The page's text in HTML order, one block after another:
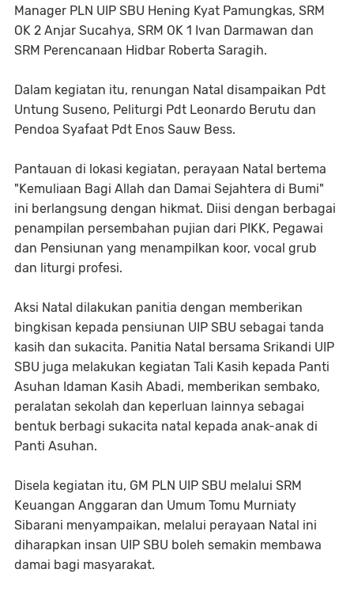
Manager PLN UIP SBU Hening Kyat Pamungkas, SRM
OK 2 Anjar Sucahya, SRM OK 1 Ivan Darmawan dan
SRM Perencanaan Hidbar Roberta Saragih.
Dalam kegiatan itu, renungan Natal disampaikan Pdt
Untung Suseno, Peliturgi Pdt Leonardo Berutu dan
Pendoa Syafaat Pdt Enos Sauw Bess.
Pantauan di lokasi kegiatan, perayaan Natal bertema
"Kemuliaan Bagi Allah dan Damai Sejahtera di Bumi"
ini berlangsung dengan hikmat. Diisi dengan berbagai
penampilan persembahan pujian dari PIKK, Pegawai
dan Pensiunan yang menampilkan koor, vocal grub
dan liturgi profesi.
Aksi Natal dilakukan panitia dengan memberikan
bingkisan kepada pensiunan UIP SBU sebagai tanda
kasih dan sukacita. Panitia Natal bersama Srikandi UIP
SBU juga melakukan kegiatan Tali Kasih kepada Panti
Asuhan Idaman Kasih Abadi, memberikan sembako,
peralatan sekolah dan keperluan lainnya sebagai
bentuk berbagi sukacita natal kepada anak-anak di
Panti Asuhan.
Disela kegiatan itu, GM PLN UIP SBU melalui SRM
Keuangan Anggaran dan Umum Tomu Murniaty
Sibarani menyampaikan, melalui perayaan Natal ini
diharapkan insan UIP SBU boleh semakin membawa
damai bagi masyarakat.